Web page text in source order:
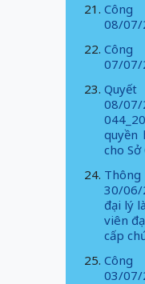
Công
08/07/
Công
07/07/
08/
quyền
cho
30/06/
đại lý
viên
cấp
Công
03/07/